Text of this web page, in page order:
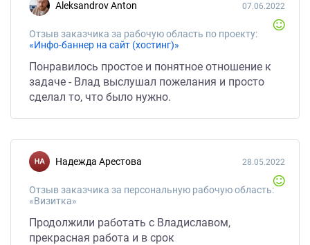
Aleksandrov Anton
Отзыв заказчика за рабочую область по проекту:
«Инфо-баннер на сайт (хостинг)»
07.06.2022
Понравилось простое и понятное отношение к
задаче - Влад выслушал пожелания и просто
сделал то, что было нужно.
Надежда Арестова
Отзыв заказчика за персональную рабочую область:
«Визитка»
28.05.2022
Продолжили работать с Владиславом,
прекрасная работа и в срок